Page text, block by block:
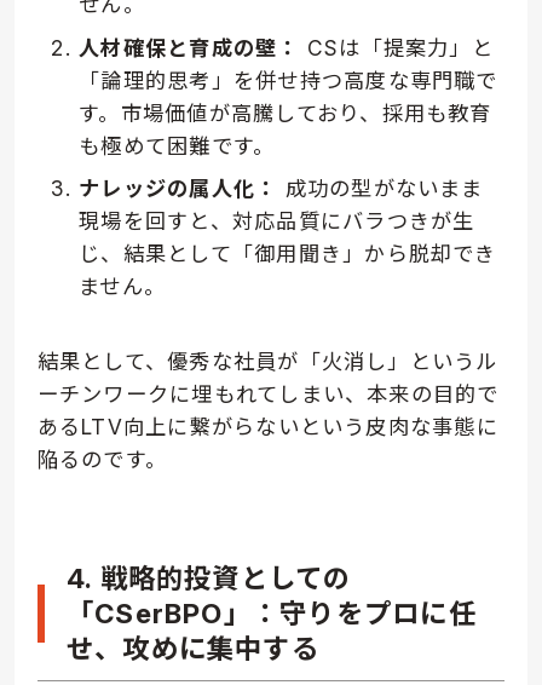
人材確保と育成の壁：
CSは「提案力」と
「論理的思考」を併せ持つ高度な専門職で
す。市場価値が高騰しており、採用も教育
も極めて困難です。
ナレッジの属人化：
成功の型がないまま
現場を回すと、対応品質にバラつきが生
じ、結果として「御用聞き」から脱却でき
ません。
結果として、優秀な社員が「火消し」というル
ーチンワークに埋もれてしまい、本来の目的で
あるLTV向上に繋がらないという皮肉な事態に
陥るのです。
4. 戦略的投資としての
「CSerBPO」：守りをプロに任
せ、攻めに集中する